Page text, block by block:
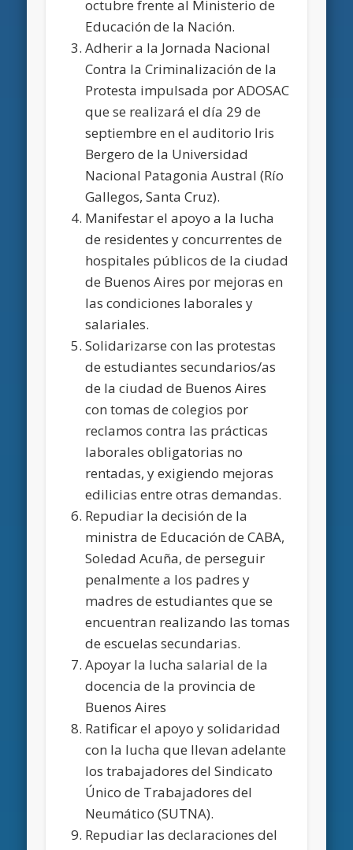
octubre frente al Ministerio de
Educación de la Nación.
Adherir a la Jornada Nacional
Contra la Criminalización de la
Protesta impulsada por ADOSAC
que se realizará el día 29 de
septiembre en el auditorio Iris
Bergero de la Universidad
Nacional Patagonia Austral (Río
Gallegos, Santa Cruz).
Manifestar el apoyo a la lucha
de residentes y concurrentes de
hospitales públicos de la ciudad
de Buenos Aires por mejoras en
las condiciones laborales y
salariales.
Solidarizarse con las protestas
de estudiantes secundarios/as
de la ciudad de Buenos Aires
con tomas de colegios por
reclamos contra las prácticas
laborales obligatorias no
rentadas, y exigiendo mejoras
edilicias entre otras demandas.
Repudiar la decisión de la
ministra de Educación de CABA,
Soledad Acuña, de perseguir
penalmente a los padres y
madres de estudiantes que se
encuentran realizando las tomas
de escuelas secundarias.
Apoyar la lucha salarial de la
docencia de la provincia de
Buenos Aires
Ratificar el apoyo y solidaridad
con la lucha que llevan adelante
los trabajadores del Sindicato
Único de Trabajadores del
Neumático (SUTNA).
Repudiar las declaraciones del